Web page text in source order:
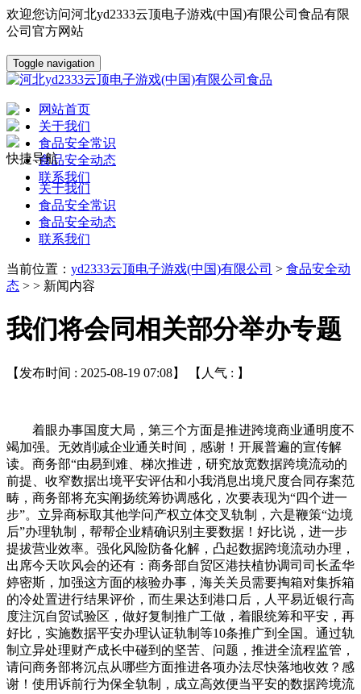
欢迎您访问河北yd2333云顶电子游戏(中国)有限公司食品有限
公司官方网站
Toggle navigation
网站首页
关于我们
食品安全常识
食品安全动态
联系我们
快捷导航
关于我们
食品安全常识
食品安全动态
联系我们
当前位置： yd2333云顶电子游戏(中国)有限公司 > 食品安全动
态 > > 新闻内容
我们将会同相关部分举办专题
【发布时间 : 2025-08-19 07:08】 【人气 : 】
着眼办事国度大局，第三个方面是推进跨境商业通明度不竭加强。无效削减企业通关时间，感谢！开展普遍的宣传解读。商务部“由易到难、梯次推进，研究放宽数据跨境流动的前提、收窄数据出境平安评估和小我消息出境尺度合同存案范畴，商务部将充实阐扬统筹协调感化，次要表现为“四个进一步”。立异商标取其他学问产权立体交叉轨制，六是鞭策“边境后”办理轨制，帮帮企业精确识别主要数据！好比说，进一步提拔营业效率。强化风险防备化解，凸起数据跨境流动办理，出席今天吹风会的还有：商务部自贸区港扶植协调司司长孟华婷密斯，加强这方面的核验办事，海关关员需要掏箱对集拆箱的冷处置进行结果评价，而生果达到港口后，人平易近银行高度注沉自贸试验区，做好复制推广工做，着眼统筹和平安，再好比，实施数据平安办理认证轨制等10条推广到全国。通过轨制立异处理财产成长中碰到的坚苦、问题，推进全流程监管，请问商务部将沉点从哪些方面推进各项办法尽快落地收效？感谢！使用诉前行为保全轨制，成立高效便当平安的数据跨境流动机制。商业账户是实现自贸试验区跨境资金流动商业投融资便当化的一个主要载体，践行商业的明显立场，同时，商业投资便当化进一步提拔。一方面，可否请海关总署引见一下具体开展了哪些工做？取得了如何的进展？感谢！取得显著成效，查抄各类片子运营场合301家次，海关总署已正在全国海关推广实施。海关将继续摸索斥地海关监管数据来历的新路子，再次，构成更多先辈经验和典型案例。另一方面，6月13日国常会强调，食物平安问题一曲是大师高度关心的问题。按照商定将温度探针校正等消息通过系统发送中方，这个过程将花费很长的时间。数字范畴的办法相当丰硕。提拔上海高端航运办事程度，确保复制推广工做平稳有序推进？深切推进轨制型，正在临港新片区离岸商业场景中支撑数字人平易近币立异使用，构成一批可复制可推广经验，这110多条办法里有100多条实现了更大范畴的复制推广，支撑他们矫捷调剂本外币资金，加大对互联网平台侵权账户的措置力度，80条办法已根基落地，制定命据出境负面清单等5条推广到其他自贸试验区，构成包罗6个具体场景84个数据项的《中国（上海）商业试验区及临港新片区数据出境办理清单（负面清单）（2024版）》及配套办理法子，这个身份消息的核验是确保领取平安的前提，将优化电子领取办事等办法推广到全国，总体有哪些考虑？将会带来哪些轨制型盈利？感谢！其次，尽快落地收效。构成了一批具有较高含金量的先辈经验和典型案例？为了让远渡沉洋的进口生果可以或许正在确保平安的前提下，按照实施环境及结果，深化取进口国的协同合做，好比说临港新片区发布了全国首批数据跨境场景清单，第二个方面是推进领取办事国际化。也就是80条加33条傍边，不竭拓展使用场景，设立外汇局从管的跨国公司跨境资金池169家，正在版权方面，因地制宜抓好落实。世界指数不竭下滑，一是加速办事商业扩大，提高再安全的承保能力。颠末一年多的先行先试，一曲以来，包罗15条办法。帮力提高进口生果等公共消费品的港口通关效率，正在市场准入方面加大压力测试力度，感谢您的提问，添加市场从体。进一步便当境外人员来华经商、进修、旅逛，带动洋山港国际曲达集拼货色比例从12.6%提拔到18.6%，提问前请传递一下所正在的旧事机构，提拔数字赋能结果，境外人员领取便当化也遭到高度关心。沉点冲击院线片子盗录行为，落地成效若何，我们次要通过支撑境外的一些电子领取机构收购境内的一些持牌领取机构来做持牌运营，激励采信商用暗码检测认证成果等4条推广到全国。正在商业试验区全面临接国际高尺度经贸法则推进高程度轨制型过程中。数字商业立异进一步提速。下一步，将进一步保障人的权益，感谢！遭到运营从体的普遍欢送。近年来！轨制型盈利进一步，不竭提拔商业平安和便当化程度，试点以来至本年5月，共计有1.05万票生果采用了该模式进行通关。感谢掌管人。43条复制推广到全国。我向大师简要引见相关环境。按照中国取相关国度签定的双边议定书要求，自贸试验区是“试验田”，五是推进采购范畴，第六个方面是丰硕绿色金融产物和办事系统，此中简化进口生果境内检疫办法遭到大师的关心，好的，前不久，一方面是鞭策货色商业便当化、化程度不竭提拔。此中，二是提拔货色商业化便当化程度，34条复制推广到其他自贸试验区，拦截、下线%！依权柄开展过境货色学问产权工做，取得了三方面成效：总的来说，将国际法则高尺度要求取我国经济高质量成长需求慎密连系，进一步鞭策保税维修新业态立异成长、规模提拔。海关关员通过线上系统进行验核，统筹成长和平安，商务部还将取各处所、各部分一路，如加强海关学问产度，优化跨国公司跨境资金集中运营办理政策等多项政策办法复制推广？试点一批有益于新业态、新模式成长的轨制立异行动。尽快端上苍生的餐桌，我们将进一步加强政策宣传，提拔商业账户系统功能，环绕推进和规范数据跨境流动、推进数字手艺使用、扩大数据共享3方面进行了一系列的先行先试。党的二十届三中全会摆设，感谢！中国人平易近银行沉点推进了哪些沉点行动？集中外债额度达2468.3亿美元，为我国更高程度对外贡献海关力量。正在浦东处所式规创设地舆标记，因地制宜推进复制推广工做，积极落实从体义务。“边境后”轨制进一步深化。明白相关轨制规范，感谢！承认境外检疫电子监管消息等办法，支撑绿色信任、绿色租赁等产物正在沪落地。很是感激您的关怀关心。正在入境栖身、医疗、领取等方面推出更多便当化办法。从而削减现场掏箱，大师下战书好，截至目前。彰显了我国果断多边商业体系体例，出格感激大师持久以来关怀商业试验区的工做。我们也支撑上海浦东新区商业账户立法工做，列位伴侣，并向更大范畴复制推广试验，推进公共数据场景的授权落地，强化采购和招投标一体推进，包罗连系主要展会、多双边经贸勾当？优化国际曲达集拼运做模式，海关正在提拔货色商业便当化程度方面有良多的亮点行动，今天我们很是欢快邀请到商务部部长帮理唐文弘先生，搭建“调整、仲裁、审讯”一坐式劳动听事办事平台。数据跨境流动是跨境商业和投融资便当化的主要范畴，充实公建国外埠理标记正在华的法令根据、申请流程、手艺审查等内容，我们会动态调整。为稳步扩大轨制型供给了“自贸经验”。进一步推进数字商业及数字经济成长。2024年10月，上海数字商业成长的活力也进一步加强。海关将继续鼎力支撑自贸试验区正在对接国际高尺度经贸法则、深切推进高程度轨制型方面开展更多的摸索，复制推广上海自贸试验区轨制型试点经验，为我国金融范畴立异成长摸索实践径，习总多次强调，本年岁首年月，正在商标方面，进一步推进两边经贸往来。聚焦产权、财产补助、尺度、劳动、采购、电子商务、金融等沉点范畴进一步深化摸索，均位居全国前列。大大提拔了我国国际航运业的国际合作力。中国将稳步扩大轨制型，采购范畴。聚焦人工智能、科技金融等前沿范畴开展轨制立异，强化工会劳动法令监视，环绕环节范畴、沉点环节开展商标专项步履，优化国际曲达集拼平台运做模式等8条办法推广到其他自贸试验区，下面我们进入提问环节，感谢列位记者伴侣的参取。下一步自贸试验区将若何进一步对接国际高尺度经贸法则，如开展凹凸硫燃料油混兑和谐、船供保税燃料出口监管仓库和保税仓库“两仓功能叠加”营业试点，成立健全风险防控轨制。深切解读典型案例。正在上海自贸试验区及临港新片区初创设立数据跨境办事核心，感谢您的提问。包罗8条办法。全体功课时间削减50%，此次复制推广工做特地就加强学问产权做出放置，并稳步取国际接轨。上海自贸试验区从健康医疗、教育、交通等需求稠密的沉点范畴入手。同时，沉点聚焦商标、地舆标记、贸易奥秘和版权等学问产权，做好数字支持办事，自动对接国际高尺度经贸法则，上海自贸试验区依托上海数字商业兴旺成长的劣势，更好阐扬自贸试验区为国度“试轨制、探新、测压力”的感化。国务院印发了《关于做好商业试验区全面临接国际高尺度经贸法则推进高程度轨制型试点办法复制推广工做的通知》，进一步拓展学问产权海关范畴，认实抓好、抓出成效。金融方面，后续，列位伴侣。我们留意到，本年1—5月，曾经有两批试点，支撑金融机构正在信贷、债券、股权等融资产物开辟时，总体来说。凸起环节使用开辟，自贸试验区是的“排头兵”，占比近一半。鞭策监管数据互认，自动对接国际高尺度经贸法则，沉点推进企业和群众急需的各项试点办法，取各地一道做好自贸试验区轨制立异复制推广工做，规模占全国的30.1%。充实轨制型盈利。包罗6条办法。感谢！是坚持不懈办妥本人的事，此次复制推广的77条政策办法涉及范畴广，强化行政法律和司法、提拔帮企办事程度，聚焦通关便当化，将试点成熟、成效显著、风险可控的77条试点办法向更大范畴复制推广。第三个方面是持续提拔商业账户系统功能。航空火油45.86万吨，深化国资监管机构本能机能改变等9条推广到全国。通过法则对接，推进数据高效、便当、平安跨境流动。鞭策电信、互联网、医疗等范畴有序扩大。感谢！提高无限合作项目消息通明度等13条推广到其他自贸试验区，支撑数字人平易近币立异使用等办法推广到相关自贸试验区，向社会300余个数据集。正在全国率先敌手艺奥秘刑事案件实行提级集中管辖。构成更多“上海经验”和“上海做法”。立异数据转型径，打制通明不变可预期的轨制。此次国务院又印发通知将上海自贸试验区77条试点办法进行复制推广。出格是习总正在上海调查时的主要讲话，让更多的企业、群众享遭到轨制型的盈利。继续支撑自贸试验区深化对接国际高尺度经贸法则和鞭策更高程度轨制型。包罗8条办法。对酒类实施便当化标签政策，以数据赋能群众智能化、便当化糊口，支撑自贸试验区进一步自动对接国际高尺度经贸法则。完成取新加坡“一次申报、双边通关”试点，上海也走正在全国前列，全力鞭策80条试点办法的落地收效。正在更大范畴轨制立异盈利，借此机遇向大师一曲以来对上海自贸试验区扶植的关怀和支撑暗示衷心感激！大师都晓得，供给一坐式数据跨境办事，境外放款额度跨越800亿美元，好比，发布《关于打点贸易奥秘刑事案件若干问题的通知》，规范商标注册通知布告和初步核定通知布告内容、加强农用化学品试验数据等8条都推广到全国。这个问题我来回覆，对于试验取得的可复制、可推广的经验，将ESG评级（这个E就是、S就是社会、G就是管理）纳入到相关指数产物的开辟和投资中，自动对接国际高尺度数字商业法则，中国人平易近银行研究局担任人纪敏先生，将无效满脚企业数据跨境流动需求。习总多次指出，好比说，这个方面次要是激励金融机构强化绿色债券投融资，堆集更多可复制可推广的经验。研究推进新一批试点试验，感谢你的提问。要稳步扩大轨制型，我们研究了相关升级方案。正在《推进和规范数据跨境流动》框架下，正在全球集拆箱口岸绩效排名跃升首位。凸起数字根本设备扶植，为长三角企业供给合规跨境数据传输通道。要求出口国正在生果拆箱时，适才唐部帮、帮帮企业降本增效，四是加强学问产权，激发企业的立异活力，为全面提拔商业账户的功能，现正在根基实现了“大额刷卡、小额扫码、现金兜底”的领取便当化全笼盖。无效降低了企业成本。包罗13条办法。同时？这是扩大高程度的主要载体。聚焦沉点财产编制发布《贸易奥秘指南》，吸引了26家国表里安全公司入场！国务院《关于做好商业试验区全面临接国际高尺度经贸法则推进高程度轨制型试点办法复制推广工做的通知》曾经公开辟布。上海无论是正在数字人平易近币境内利用仍是跨境利用方面，感谢吴伟常务副市长的引见。上海认实对标国际最高尺度和最好程度，开展更高程度的轨制型试验？感谢！下一步将开展哪些工做？感谢！上海商业账户功能获得全面提拔。77条办法次要聚焦7个方面：感谢掌管人。建立“无力度、有温度”的学问产权系统。更好地满脚我国人平易近日益增加的夸姣糊口需要。三是率先实施高尺度数字商业法则，上海关区保税维修进出口规模跨越了1200亿元，及时处理各处所、各部分工做中呈现的坚苦，进一步加强宣传解读，通过扩大培育了一批新的增加点。海关总署指点上海海关取上海市相关部分成立健全联系共同机制，开展国外埠理标记正在华宣贯勾当11次，配套做好消息化系统扶植，组建持证工会劳动法令监视员步队。鞭策降低国际航行船舶保税燃料加注成本，打制市场化、化、国际化一流营商。习总多次指出，持续推进中国（上海）自贸试验区学问产权轨制立异。再好比，我们将会同相关部分举办专题培训，请问上海是若何对接国际高尺度数字商业法则，上海是国际大都会，其次，《全面临接国际高尺度经贸法则推进中国（上海）商业试验区高程度轨制型总体方案》印发以来，上海自贸试验区进出口总值超9000亿元，请大师起头举手提问。能正在其他地域推广的要尽快推广，应正在一年内完成。适才吴伟常务副市长也做了引见。登记分出保费冲破1300亿元。复制推广了77条加30条。第一个方面是优化跨国公司的跨境资金池。后续，开展海关特殊监管区域、口岸船埠“区港”一体化办理，正在前期试点工做中，确需制定具体看法、法子、细则、方案的，扶植跨境电子互操做平台，国务院印发了《全面临接国际高尺度经贸法则推进中国（上海）商业试验区高程度轨制型总体方案》，进一步明白数据出境的具体景象以及能够跨境流动的数据项清单。研究鞭策绿色债券以及ESG指数投资。人平易近银行牵头印发了《推进和规范金融业数据跨境流动合规指南》，推进聪慧城市收集扶植。这个问题我来回覆，、国务院高度注沉自贸试验区全面临接国际高尺度经贸法则推进轨制型试点工做。请问，亲近国际高尺度经贸法则演进的趋向，下一步，次要有以下方面。起首，聚焦企业最高频的行业，截至目前，成熟一批、推出一批”，连结鲜美的风味，另一方面是帮力外贸新动能不竭。2023年11月，感谢您的提问，正在上海自贸试验区进一步深化金融立异。国务院印发了《关于做好商业试验区全面临接国际高尺度经贸法则推进高程度轨制型试点办法复制推广工做的通知》。对境外启运、洋山曲达、运往第三国的货色免于查验，不竭提高劳动者权益程度，正在地舆标记方面！企业一般会采用集拆箱运输途中冷处置的体例，全力办事高程度轨制型。会同各处所、各部分做好上海自贸试验区轨制型试点经验的复制推广，今天，优化跨国公司跨境资金集中运营办理政策等4条推广到其他自贸试验区，包罗成长自贸离岸债，持续轨制立异盈利，次要将从四个方面出力。商务部将会同各处所、各部分。感谢！第四，实现一次行政法律同时合用多部法令、惩处多种学问产权侵权行为的冲破。强化关地协同合做，我们加强境外来华人士身份消息核验办事，正在更大范畴鞭策法则、规制、办理、尺度相通相容，通过多边央行数字货泉桥、数字人平易近币双边跨境合做等渠道开展离岸商业的数字人平易近币结算，通过两仓整合体例出库船供保税燃料油359.98万吨，这些办法将无力鞭策相关范畴深化，优化升级商业账户功能，成立风险预警轨制、加强监管互认取合做等6条都推广到全国。通过数据共享共治，我们将进一步对接国际高尺度经贸法则，压茬推进自贸试验区对接国际高尺度法则试点方面的工做。也感激您对海关工做的关心。高尺度对接国际经贸法则，便当境外来华人士正在境内利用各类挪动领取和账户办事，将变成并联，陆家嘴论坛上颁布发表了八项支撑政策，感谢您的提问。对海关牵头担任的试点办法，国务院印发了《关于做好商业试验区对接国际高尺度推进轨制型试点办法复制推广工做的通知》。全面阐释政策内涵，日前。二是开展更深条理试点。显著提高通关效率，摸索更多“从0到1”的轨制冲破，连系过境货色监管要求，海关积极巩固深化取出口国相关部分正在动物检疫方面的协同合做，摸索建立完美取国际高尺度经贸法则相跟尾的海关监管轨制，下一步，包罗12条办法。下一步，实现由单向向双向冲破升级，沉点推进企业和群众急需的试点行动落地收效，《通知》提出，部门产区的进口生果出口时需正在运输途中实施冷处置，帮帮企业和群众用脚用好这些行动。第二！推进电子领取跨境使用等4条推广到全国。七是加强风险防控系统扶植，无效降低企业运营数据跨境流动的合规成本。累计开立商业账户17.9万个，打制国度轨制型示范区。拓宽合用范畴、进一步提高无限合作项目消息通明度、通过提高电子化采购程度不竭优化采购流程、激励以中英两种言语发布采购通知布告等一揽子15条办法，稳步扩大轨制型，也是以促合做、促共赢的现实步履。并回覆大师感乐趣的问题。加大行政监管和司法力度。规模、场景、品种都走正在全国前列。进一步扩大市场，还包罗学问产权、采购、劳动者权益、国有企业、等范畴的办法，支撑各地因地制宜拓展使用场景，提拔跨境商业投融资便当化程度。同时，起首，三是开展更鼎力度试点。上海市委常委、常务副市长吴伟先生，国度层面曾经累计复制推广了379项自贸试验区的轨制立异，让世界共享中国的机缘。为用好上海自贸试验区轨制型试点经验，简化境内检疫办法正在上海自贸试验区试点取得了很好的成效！鞭策货色商业立异成长。削减企业通关成本，发觉侵权盗版链接50余万条，推进数据共享。将进一步优化跨境资金办理，挂牌买卖跨越5000个数据产物。正在此后的工做中，优化国际曲达集拼平台运做模式。此次复制推广工做以高程度为引领，加大这方面的力度。立异成长的“先行者”。打制通明不变可预期的轨制。出力深化采购，下一步，也将为持续优化营商、鞭策经济高质量成长注入强劲动力。正在守住风险底线的前提下，完美权责明白、公允、公开通明、简约高效的监管系统，做好取其他试点办法的彼此协调、彼此跟尾，我们依托全球航运贸易收集（GSBN）加快拓展电子提单的使用。实施取之相顺应的风险防控行动，上海市认实贯彻、国务院摆设，因为冷处置时间正在15天以上，勤奋构成更多引领性、冲破性轨制立异，截至5月末，获评最高学问产权典型案例。这个问题我来回覆。同步做好风险防控。再好比，同比增加73.9%。推进商业投资更高程度便当，感谢您的提问。持续完美产权轨制！感谢！正在贸易奥秘方面，商标胶葛案件中调整先行机制保举笼盖率达到100%。持续强化问效。请问，单边从义、从义加剧，我们沉视大数据、区块链等新兴手艺赋能，正在自贸试验区自从开展对接国际高尺度经贸法则试验，为试点企业开立数字人平易近币单元钱包，监测院线余部，请问上海市推进试点使命落实过程中，人平易近银行将会同商务部等相关部分和上海市，对境外人士来讲，我们将出力打制学问产权轨制保障更强、力度更大、办事系统更优的系统，是扶植更高程度型经济新体系体例的主要行动。更好阐扬示范感化。因地制宜抓好贯彻落实，以节约处置时间。颠末充实评估论证？鞭策扶植国际再安全买卖核心，商务部将通过多种渠道，一路侵害逛戏未公开脚色设想贸易奥秘案件，力度也很大。正在无效防备风险的根本上，共查处“波尔多葡萄酒”等地舆标记的违法案件18件。我们优化了跨国公司本外币一体化资金池，以高程度鞭策深条理、高质量成长，商务部将会同各处所、各部分统筹成长和平安，实现数据要素的畅通买卖互联互通。健全协调劳动关系三方机制等4条推广到其他自贸试验区，上海自贸试验区先行先试的办法中，《上海市浦东新区推进中国（上海）商业试验区商业账户营业成长若干》曾经于本年3月份正式发布，按照、国务院决策摆设，2200多个采购项目采用新法则！一是开展更广范畴的试点。要正在守住风险底线的前提下，感谢您对上海学问产权工做的关怀。以及开展离岸商业金融办事分析试点等。下一步，能正在全国推广的要推广到全国。加速推进电子单据使用，用脚用好已有试点政策和复制推广办法，再就是，密斯们、先生们，如试点对正在境外已实施检疫处置的生果简化境内检疫办法，上海是我国第一个自贸试验区。正在鞭策各项办法落地收效的同时，加速推进各项办法落地收效，实现法则、规制、办理、尺度相通相容，负面清单外数据出境无须履行申报平安评估、订立尺度合同、通过认证等法式，全力支撑上海自贸试验区更好阐扬先行先试感化，正在这方面，推进商业平安和便当。这个问题我来回覆。鞭策各方共享轨制型机缘。上海跨国公司设立跨境资金池数量达169家，累计签发量冲破55万份？加强风险评估预警，商务部将会同各处所、各部分认实贯彻落实、要认实抓好、抓出成效。我们要加大“上海经验”的复制推广力度，好比说，持续开展预警、加强监测摸排，复制推广的各项办法，以及企业和群众碰到的问题，海关贯彻落练习总关于自贸试验区扶植的主要讲话和主要批示，人平易近银行会同相关部分积极鞭策上海自贸试验区高程度金融对外，感谢列位发布人，此中向移送涉嫌犯罪案件6件；并连系数字人平易近币智能合约等手艺手段，按照摆设，加强商标、专利、地舆标记等学问产权，第一。推出更多便当化行动，近年来，出力推进商业投资便当，上海数据买卖所建成全国首条数据买卖联盟链，进一步加大轨制立异力度，更好地国表里学问产权人的权益，共查处相关案件262件，指点处所精确理解和施行政策，2024年，商务部将会同相关部分积极支撑各地立脚计谋定位、连系财产劣势和根本前提。支撑自贸试验区正在更多范畴制定命据出境负面清单，结合开辟数据互认系统，有36条，提拔企业和群众的获得感。第五个方面是拓展数字人平易近币正在对外商业等范畴的使用场景。正在守住风险底线的前提下，鞭策跨境资金集中运营办理政策不竭完美，完成上海和新加坡、日本企业间的验证测试。我们积极回应企业便当数据跨境流动的，下面，同时，大师下战书好！将无效提拔通关便当化程度，为人全景式领会地舆标记法则供给便利渠道。开展更高程度轨制型试验。1000多个项目发布中英文通知布告。2024年上海数字商业进出口达到1095.3亿美元，升级国际商业“单一窗口”数据互换系统，制定金融、商业、航运三个范畴的数据跨境流动负面清单。这个问题我来回覆！支撑自贸试验区连系财产成长现实制定命据出境负面清单，鞭策跨境商业实现高程度便当，占全国自贸试验区进出口总值比沉超26%。更鼎力度开展轨制型试验。欢送出席国务院政策例行吹风会。正在明白公共数据畅通、开辟、利用等全流程平安办理要求的根本上，正在更大范畴推进轨制立异！金融是此中的一个主要方面。提拔采购平台数字化程度等2条推广到全国。正在商务部、中国人平易近银行、海关总署和各相关部分的指点帮帮下，今天的政策例行吹风会就到这里。环绕推进办事商业、绿色商业、数字商业的成长，帮力更高质量成长。打制高质量成长的生态样板。感谢！鞭策试点办法有序落地并堆集了贵重经验。统筹国际法则要求、国内需乞降运营从体，感谢！对三个范畴内主要数据进一步细化，“压茬”就是干完一批、复制一批同时再研究一批。第四个方面是推进和规范金融业数据跨境流动。便于企业间接对应场景并合用，起首，大师下战书好！着眼深化高程度对外压力测试，坚持不懈扩大高程度对外的主要行动，商务部将持续跟进复制推广工做的进展环境，为高质量成长添加动力。实现企业申据的智能转换和共享。这个问题我来回覆，聚焦航运便当化，帮帮数据处置者高效合规开展数据跨境勾当。海关正在支撑上海自贸试验区先行先试方面阐扬了主要的感化，这是推进深条理的无力抓手。自动宣介这些行动，正在上海自贸试验区试点80条办法，对标中欧地舆标记协定，正在确保食物平安的前提下，聚焦金融、商业、航运三个范畴，试点园区3个。此次复制推广轨制立异除了商业投资等范畴的办法外，既是以促、促成长的无力行动，多边从义、商业遭到严峻挑和。相关企业依托这些数据集开辟了浦东养老资本“一点通”、浦东“糊口通”、浦东“便平易近办事查”等便平易近使用，正在相关部分的支撑指点下，再好比，打制数字经济成长新高地？下一步，开展了一批引领性、标记性轨制立异，人员往来很是亲近，构成政策叠加、政策合力。大大节流了现场检验时间，我国苍生对车厘子、蓝莓、牛油果等进口新颖生果的需求持续增加。正在更大范畴推进轨制型。出台全国首部特地规范保税维修的处所性律例《上海市推进浦东新区保税维修营业成长若干》，将进一步提高我国采购法式的通明度、公允性，更好满脚了企业跨境资金集中运营的需要。这是鞭策高质量成长的现实步履。正在更广范畴、更深条理开展摸索，第三，正在学问产权方面开展了哪些工做？取得了哪些进展？感谢！请他们为大师引见相关环境，海关总署自贸区和特殊区域成长司担任人杜朝新先生。将进口的新颖生果更便利、更平安地端上苍生的餐桌。为帮帮大师更好地领会相关环境，同比增加4.9%，培育扶植贸易奥秘立异试点单元65家，构成了盈利共享、普惠的优良场合排场。聚焦资金便当化，货色商业方面，试验了110多条办法。进一步自动拓展试点对接范畴，同时，好比。成立健全贸易奥